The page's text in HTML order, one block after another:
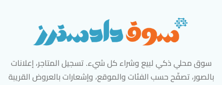
سوق محلي ذكي لبيع وشراء كل شيء. تسجيل المتاجر، إعلانات
بالصور، تصفّح حسب الفئات والموقع، وإشعارات بالعروض القريبة